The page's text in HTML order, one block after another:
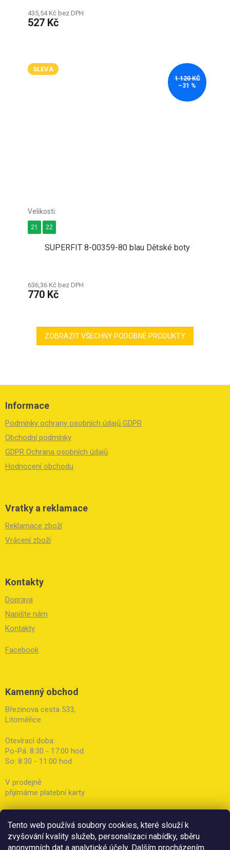
Tento web používá soubory cookies, které slouží k
zvyšování kvality služeb, personalizaci nabídky, sběru
anonymních dat a analytické účely. Dalším procházením
435,54 Kč bez DPH
527 Kč
SLEVA
1 120 KČ
–31 %
SUPERFIT 8-00359-80 blau Dětské boty
636,36 Kč bez DPH
770 Kč
21 22
ZOBRAZIT VŠECHNY PODOBNÉ PRODUKTY
Informace
Podmínky ochrany osobních údajů GDPR
Obchodní podmínky
GDPR Ochrana osobních údajů
Hodnocení obchodu
Vratky a reklamace
Reklamace zboží
Vrácení zboží
Kontakty
Doprava
Napište nám
Kontakty
Facebook
Kamenný obchod
Březinova cesta 533,
Litoměřice
Otevírací doba:
Po-Pá: 8:30 - 17:00 hod
So: 8:30 - 11:00 hod
V prodejně
přijímáme platební karty